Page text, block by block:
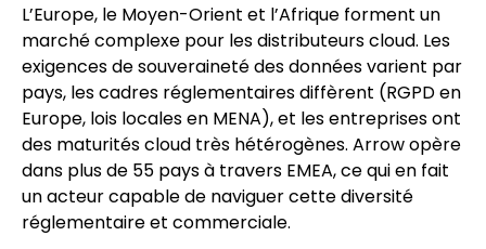
L’Europe, le Moyen-Orient et l’Afrique forment un
marché complexe pour les distributeurs cloud. Les
exigences de souveraineté des données varient par
pays, les cadres réglementaires diffèrent (RGPD en
Europe, lois locales en MENA), et les entreprises ont
des maturités cloud très hétérogènes. Arrow opère
dans plus de 55 pays à travers EMEA, ce qui en fait
un acteur capable de naviguer cette diversité
réglementaire et commerciale.